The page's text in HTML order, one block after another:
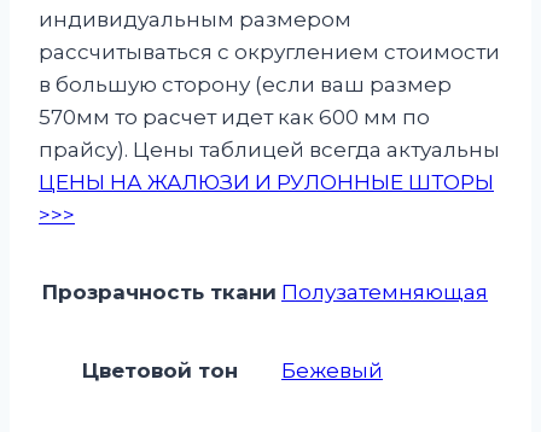
индивидуальным размером
рассчитываться с округлением стоимости
в большую сторону (если ваш размер
570мм то расчет идет как 600 мм по
прайсу). Цены таблицей всегда актуальны
ЦЕНЫ НА ЖАЛЮЗИ И РУЛОННЫЕ ШТОРЫ
>>>
Прозрачность ткани Полузатемняющая
Цветовой тон Бежевый